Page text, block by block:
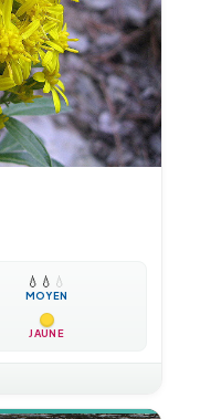
💧 💧 💧
MOYEN
JAUNE